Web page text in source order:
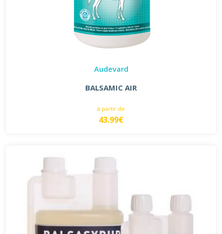
Audevard
BALSAMIC AIR
à partir de
43.99€